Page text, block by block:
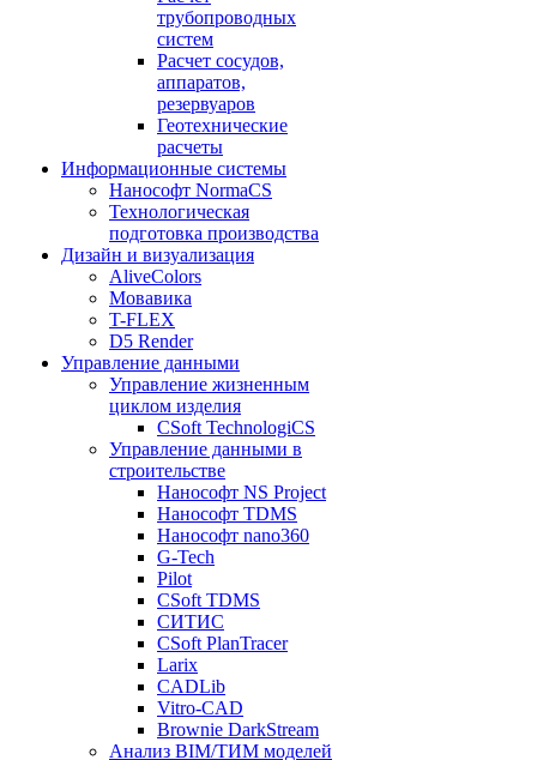
трубопроводных
систем
Расчет сосудов,
аппаратов,
резервуаров
Геотехнические
расчеты
Информационные системы
Нанософт NormaCS
Технологическая
подготовка производства
Дизайн и визуализация
AliveColors
Мовавика
T-FLEX
D5 Render
Управление данными
Управление жизненным
циклом изделия
CSoft TechnologiCS
Управление данными в
строительстве
Нанософт NS Project
Нанософт TDMS
Нанософт nano360
G-Tech
Pilot
CSoft TDMS
СИТИС
CSoft PlanTracer
Larix
CADLib
Vitro-CAD
Brownie DarkStream
Анализ BIM/ТИМ моделей